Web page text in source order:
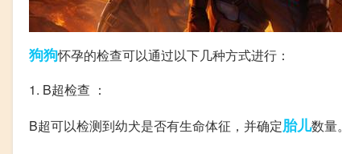
狗狗怀孕的检查可以通过以下几种方式进行：
1. B超检查 ：
B超可以检测到幼犬是否有生命体征，并确定胎儿数量。